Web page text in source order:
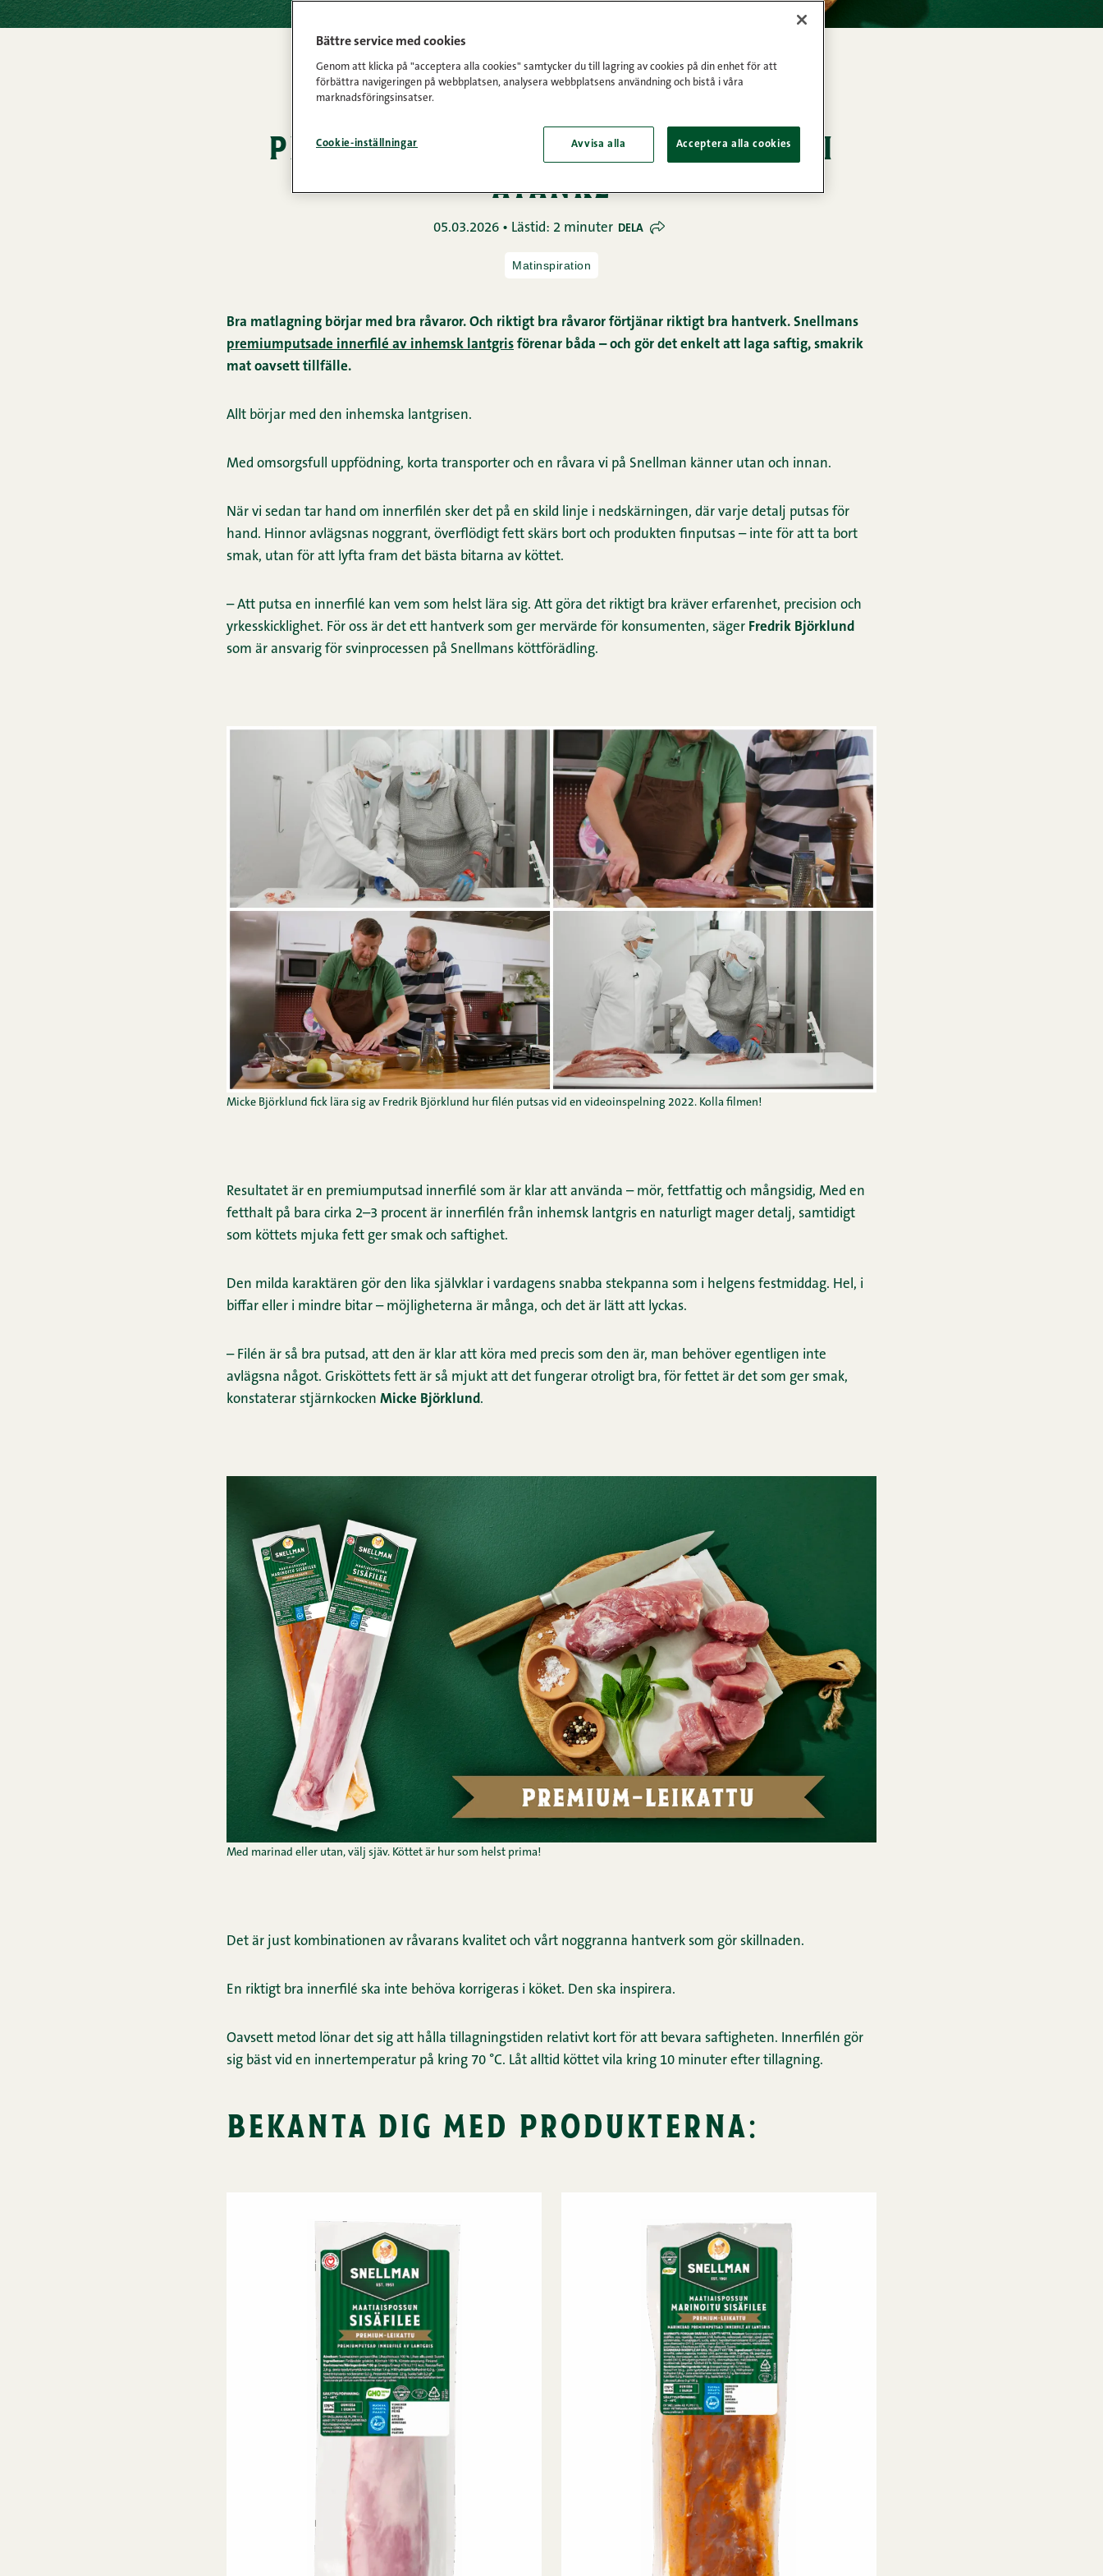
Framsida
premiumputsad, med kvaliteten i
åtanke
05.03.2026 • Lästid: 2 minuter DELA
Matinspiration
Bra matlagning börjar med bra råvaror. Och riktigt bra råvaror förtjänar riktigt bra hantverk. Snellmans
premiumputsade innerfilé av inhemsk lantgris förenar båda – och gör det enkelt att laga saftig, smakrik
mat oavsett tillfälle.
Allt börjar med den inhemska lantgrisen.
Med omsorgsfull uppfödning, korta transporter och en råvara vi på Snellman känner utan och innan.
När vi sedan tar hand om innerfilén sker det på en skild linje i nedskärningen, där varje detalj putsas för
hand. Hinnor avlägsnas noggrant, överflödigt fett skärs bort och produkten finputsas – inte för att ta bort
smak, utan för att lyfta fram det bästa bitarna av köttet.
– Att putsa en innerfilé kan vem som helst lära sig. Att göra det riktigt bra kräver erfarenhet, precision och
yrkesskicklighet. För oss är det ett hantverk som ger mervärde för konsumenten, säger Fredrik Björklund
som är ansvarig för svinprocessen på Snellmans köttförädling.
Micke Björklund fick lära sig av Fredrik Björklund hur filén putsas vid en videoinspelning 2022. Kolla filmen!
Resultatet är en premiumputsad innerfilé som är klar att använda – mör, fettfattig och mångsidig, Med en
fetthalt på bara cirka 2–3 procent är innerfilén från inhemsk lantgris en naturligt mager detalj, samtidigt
som köttets mjuka fett ger smak och saftighet.
Den milda karaktären gör den lika självklar i vardagens snabba stekpanna som i helgens festmiddag. Hel, i
biffar eller i mindre bitar – möjligheterna är många, och det är lätt att lyckas.
– Filén är så bra putsad, att den är klar att köra med precis som den är, man behöver egentligen inte
avlägsna något. Grisköttets fett är så mjukt att det fungerar otroligt bra, för fettet är det som ger smak,
konstaterar stjärnkocken Micke Björklund.
Med marinad eller utan, välj sjäv. Köttet är hur som helst prima!
Det är just kombinationen av råvarans kvalitet och vårt noggranna hantverk som gör skillnaden.
En riktigt bra innerfilé ska inte behöva korrigeras i köket. Den ska inspirera.
Oavsett metod lönar det sig att hålla tillagningstiden relativt kort för att bevara saftigheten. Innerfilén gör
sig bäst vid en innertemperatur på kring 70 °C. Låt alltid köttet vila kring 10 minuter efter tillagning.
bekanta dig med produkterna:
Bättre service med cookies
Genom att klicka på "acceptera alla cookies" samtycker du till lagring av cookies på din enhet för att
förbättra navigeringen på webbplatsen, analysera webbplatsens användning och bistå i våra
marknadsföringsinsatser.
Cookie-inställningar Avvisa alla Acceptera alla cookies